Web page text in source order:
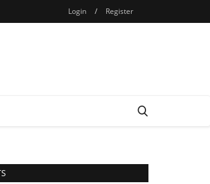
Login / Register